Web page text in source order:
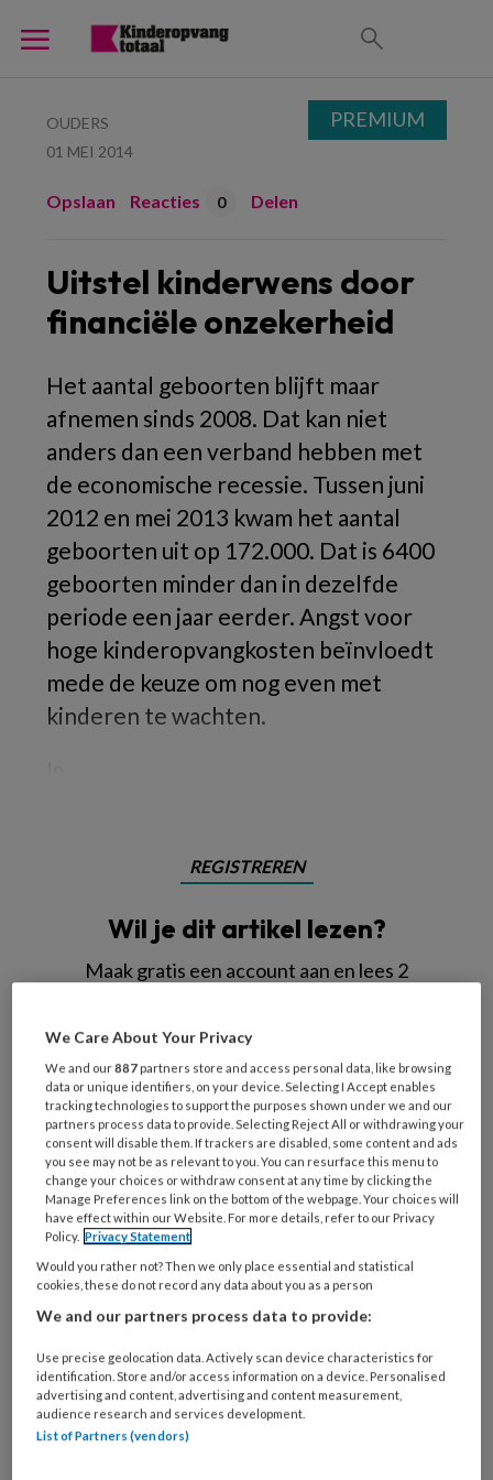
OUDERS
01 MEI 2014
Opslaan Reacties 0 Delen
Uitstel kinderwens door
financiële onzekerheid
Het aantal geboorten blijft maar
afnemen sinds 2008. Dat kan niet
anders dan een verband hebben met
de economische recessie. Tussen juni
2012 en mei 2013 kwam het aantal
geboorten uit op 172.000. Dat is 6400
geboorten minder dan in dezelfde
periode een jaar eerder. Angst voor
hoge kinderopvangkosten beïnvloedt
mede de keuze om nog even met
kinderen te wachten.
REGISTREREN
Wil je dit artikel lezen?
Maak gratis een account aan en lees 2
Al een account of abonnement?
Wat
is
je
e-
mailadres?
* *
Kies
je
wachtwoord*
Kies
je
Bij
welke
organisatie
PREMIUM
We Care About Your Privacy
We and our887 partners store and access personal data, like browsing
data or unique identifiers, on your device. Selecting I Accept enables
tracking technologies to support the purposes shown under we and our
partners process data to provide. Selecting Reject All or withdrawing your
consent will disable them. If trackers are disabled, some content and ads
you see may not be as relevant to you. You can resurface this menu to
change your choices or withdraw consent at any time by clicking the
Manage Preferences link on the bottom of the webpage. Your choices will
have effect within our Website. For more details, refer to our Privacy
Policy. Privacy Statement
Would you rather not? Then we only place essential and statistical
cookies, these do not record any data about you as a person
We and our partners process data to provide:
Use precise geolocation data. Actively scan device characteristics for
identification. Store and/or access information on a device. Personalised
advertising and content, advertising and content measurement,
audience research and services development.
List of Partners (vendors)